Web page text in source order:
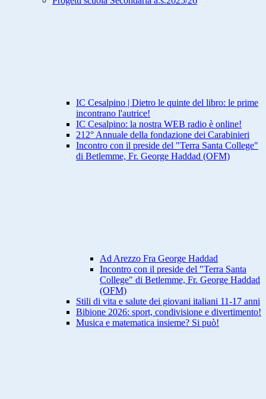
IC Cesalpino | Dietro le quinte del libro: le prime
incontrano l'autrice!
IC Cesalpino: la nostra WEB radio è online!
212° Annuale della fondazione dei Carabinieri
Incontro con il preside del "Terra Santa College"
di Betlemme, Fr. George Haddad (OFM)
Ad Arezzo Fra George Haddad
Incontro con il preside del "Terra Santa
College" di Betlemme, Fr. George Haddad
(OFM)
Stili di vita e salute dei giovani italiani 11-17 anni
Bibione 2026: sport, condivisione e divertimento!
Musica e matematica insieme? Si può!